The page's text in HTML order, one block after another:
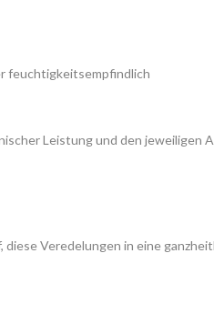
feuchtigkeitsempfindlich
Leistung und den
Veredelungen in eine